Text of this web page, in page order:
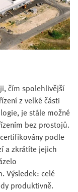
čím spolehlivější
z velké části
je stále možné
bez prostojů.
podle
a zkrátíte jejich
Výsledek: celé
produktivně.